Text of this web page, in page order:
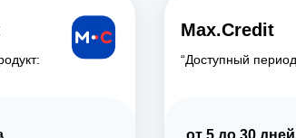
Max.Credit
“Доступный
от 5 до 30 дней